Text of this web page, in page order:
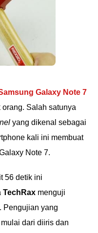
Galaxy Note 7
Salah satunya
yang dikenal sebagai
kali ini membuat
Note 7.
56 detik ini
TechRax menguji
Pengujian yang
dari diiris dan